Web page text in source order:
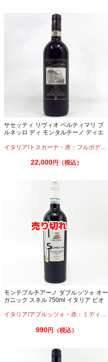
サセッティ リヴィオ ペルティマリ ブ
ルネッロ ディ モンタルチーノ ディエ
イタリア/トスカーナ ・ 赤：フルボディ
22,000円（税込）
モンテプルチアーノ ダブルッツォ オー
ガニック スネル 750ml イタリア ビオ
イタリア/アブルッツォ ・ 赤：ミディアムボディ
990円（税込）